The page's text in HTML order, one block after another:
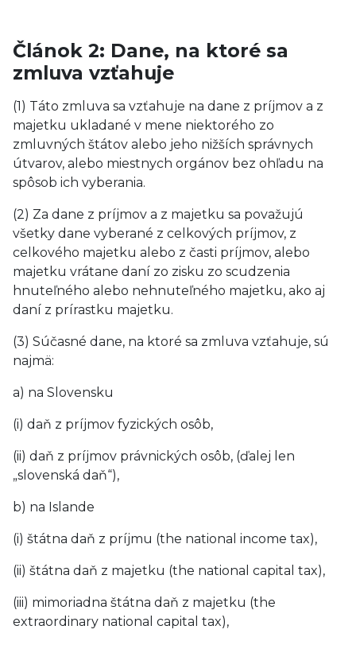
Článok 2: Dane, na ktoré sa
zmluva vzťahuje
(1) Táto zmluva sa vzťahuje na dane z príjmov a z
majetku ukladané v mene niektorého zo
zmluvných štátov alebo jeho nižších správnych
útvarov, alebo miestnych orgánov bez ohľadu na
spôsob ich vyberania.
(2) Za dane z príjmov a z majetku sa považujú
všetky dane vyberané z celkových príjmov, z
celkového majetku alebo z časti príjmov, alebo
majetku vrátane daní zo zisku zo scudzenia
hnuteľného alebo nehnuteľného majetku, ako aj
daní z prírastku majetku.
(3) Súčasné dane, na ktoré sa zmluva vzťahuje, sú
najmä:
a) na Slovensku
(i) daň z príjmov fyzických osôb,
(ii) daň z príjmov právnických osôb, (ďalej len
„slovenská daň“),
b) na Islande
(i) štátna daň z príjmu (the national income tax),
(ii) štátna daň z majetku (the national capital tax),
(iii) mimoriadna štátna daň z majetku (the
extraordinary national capital tax),